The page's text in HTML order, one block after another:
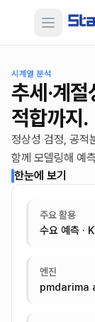
Open
시계열 분석
추세·계
적합까지.
정상성 검정, 공적
함께 모델링해 예
한눈에 보기
주요 활용
수요 예측 ·
엔진
pmdarima